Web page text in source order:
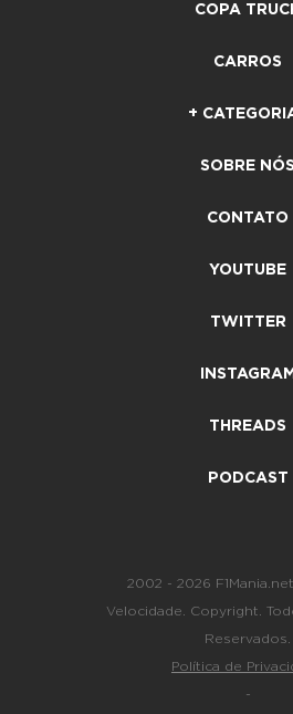
COPA
CARROS
+
SOBRE NÓS
CONTATO
YOUTUBE
TWITTER
INSTAGRAM
THREADS
PODCAST
2002 - 2026
Velocidade. Copyright.
Reservados.
Política de
-